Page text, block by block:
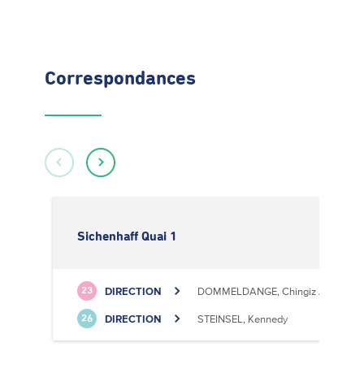
Correspondances
Sichenhaff Quai 1
23 DIRECTION DOMMELDANGE, Chingiz Aitmatov
26 DIRECTION STEINSEL, Kennedy